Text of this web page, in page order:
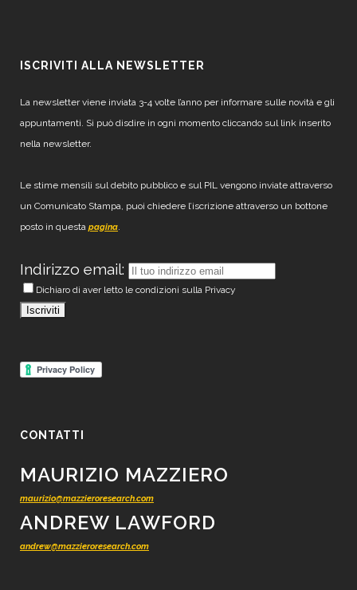
ISCRIVITI ALLA NEWSLETTER
La newsletter viene inviata 3-4 volte l’anno per informare sulle novità e gli
appuntamenti. Si può disdire in ogni momento cliccando sul link inserito
nella newsletter.
Le stime mensili sul debito pubblico e sul PIL vengono inviate attraverso
un Comunicato Stampa, puoi chiedere l’iscrizione attraverso un bottone
posto in questa pagina.
Indirizzo email:
Dichiaro di aver letto le condizioni sulla Privacy
CONTATTI
MAURIZIO MAZZIERO
maurizio@mazzieroresearch.com
ANDREW LAWFORD
andrew@mazzieroresearch.com